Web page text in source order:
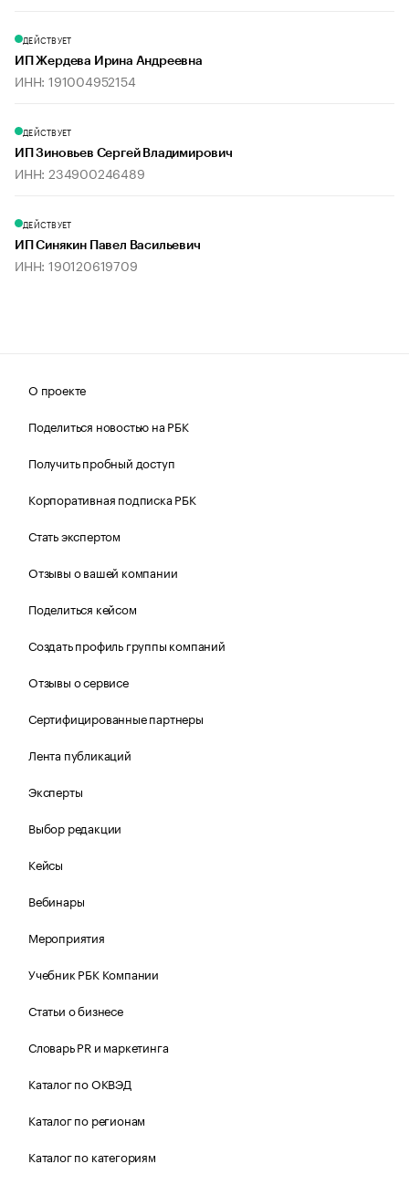
ДЕЙСТВУЕТ
ИП Жердева Ирина Андреевна
ИНН: 191004952154
ДЕЙСТВУЕТ
ИП Зиновьев Сергей Владимирович
ИНН: 234900246489
ДЕЙСТВУЕТ
ИП Синякин Павел Васильевич
ИНН: 190120619709
О проекте
Поделиться новостью на РБК
Получить пробный доступ
Корпоративная подписка РБК
Стать экспертом
Отзывы о вашей компании
Поделиться кейсом
Создать профиль группы компаний
Отзывы о сервисе
Сертифицированные партнеры
Лента публикаций
Эксперты
Выбор редакции
Кейсы
Вебинары
Мероприятия
Учебник РБК Компании
Статьи о бизнесе
Словарь PR и маркетинга
Каталог по ОКВЭД
Каталог по регионам
Каталог по категориям